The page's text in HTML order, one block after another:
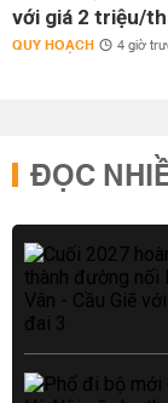
với giá 2 triệu/
QUY HOẠCH 4 giờ
ĐỌC